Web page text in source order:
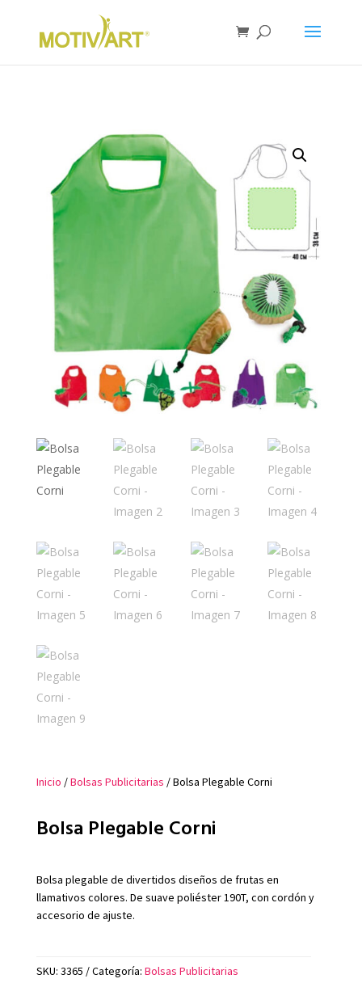
Inicio /Bolsas Publicitarias / Bolsa Plegable Corni
Bolsa Plegable Corni
Bolsa plegable de divertidos diseños de frutas en
llamativos colores. De suave poliéster 190T, con cordón y
accesorio de ajuste.
SKU: 3365 Categoría: Bolsas Publicitarias